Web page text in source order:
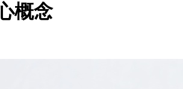
概念